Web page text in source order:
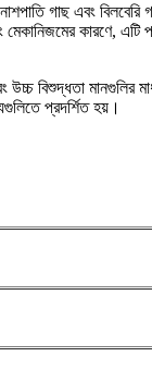
গাছ এবং
কারণে,
বিশুদ্ধতা মানগুলির
প্রদর্শিত হয়।